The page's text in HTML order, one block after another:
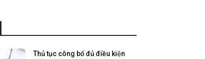
Thủ tục công bố đủ điều kiện